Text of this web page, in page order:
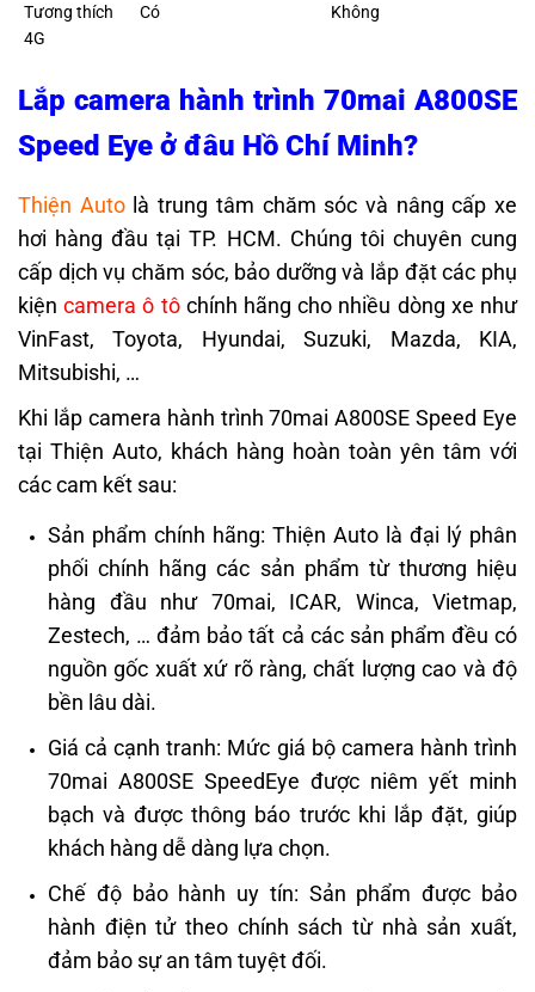
Tương thích
4G
Có Không
Lắp camera hành trình 70mai A800SE
Speed Eye ở đâu Hồ Chí Minh?
Thiện Autolà trung tâm chăm sóc và nâng cấp xe
hơi hàng đầu tại TP. HCM. Chúng tôi chuyên cung
cấp dịch vụ chăm sóc, bảo dưỡng và lắp đặt các phụ
kiệncamera ô tôchính hãng cho nhiều dòng xe như
VinFast, Toyota, Hyundai, Suzuki, Mazda, KIA,
Mitsubishi, …
Khi lắp camera hành trình 70mai A800SE Speed Eye
tại Thiện Auto, khách hàng hoàn toàn yên tâm với
các cam kết sau:
Sản phẩm chính hãng: Thiện Auto là đại lý phân
phối chính hãng các sản phẩm từ thương hiệu
hàng đầu như 70mai, ICAR, Winca, Vietmap,
Zestech, … đảm bảo tất cả các sản phẩm đều có
nguồn gốc xuất xứ rõ ràng, chất lượng cao và độ
bền lâu dài.
Giá cả cạnh tranh: Mức giá bộ camera hành trình
70mai A800SE SpeedEye được niêm yết minh
bạch và được thông báo trước khi lắp đặt, giúp
khách hàng dễ dàng lựa chọn.
Chế độ bảo hành uy tín: Sản phẩm được bảo
hành điện tử theo chính sách từ nhà sản xuất,
đảm bảo sự an tâm tuyệt đối.